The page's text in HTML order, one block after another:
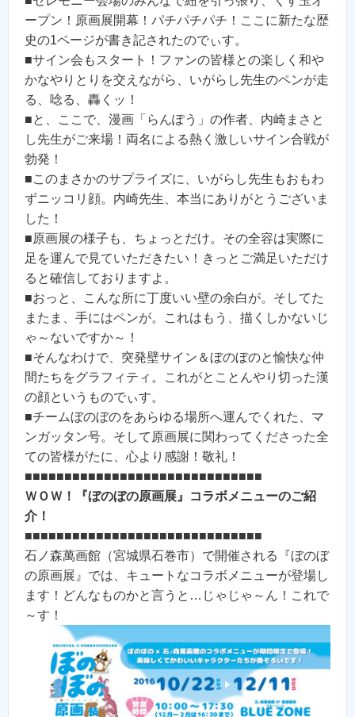
ープン！原画展開幕！パチパチパチ！ここに新たな歴
史の1ページが書き記されたのでぃす。
■サイン会もスタート！ファンの皆様との楽しく和や
かなやりとりを交えながら、いがらし先生のペンが走
る、唸る、轟くッ！
■と、ここで、漫画「らんぽう」の作者、内崎まさと
し先生がご来場！両名による熱く激しいサイン合戦が
勃発！
■このまさかのサプライズに、いがらし先生もおもわ
ずニッコリ顔。内崎先生、本当にありがとうございま
した！
■原画展の様子も、ちょっとだけ。その全容は実際に
足を運んで見ていただきたい！きっとご満足いただけ
ると確信しておりますよ。
■おっと、こんな所に丁度いい壁の余白が。そしてた
またま、手にはペンが。これはもう、描くしかないじ
ゃ～ないですか～！
■そんなわけで、突発壁サイン＆ぼのぼのと愉快な仲
間たちをグラフィティ。これがとことんやり切った漢
の顔というものでぃす。
■チームぼのぼのをあらゆる場所へ運んでくれた、マ
ンガッタン号。そして原画展に関わってくださった全
ての皆様がたに、心より感謝！敬礼！
■■■■■■■■■■■■■■■■■■■■■■■■■■■■■■
ＷＯＷ！『ぼのぼの原画展』コラボメニューのご紹
介！
■■■■■■■■■■■■■■■■■■■■■■■■■■■■■■
石ノ森萬画館（宮城県石巻市）で開催される『ぼのぼ
の原画展』では、キュートなコラボメニューが登場し
ます！どんなものかと言うと…じゃじゃ～ん！これで
～す！